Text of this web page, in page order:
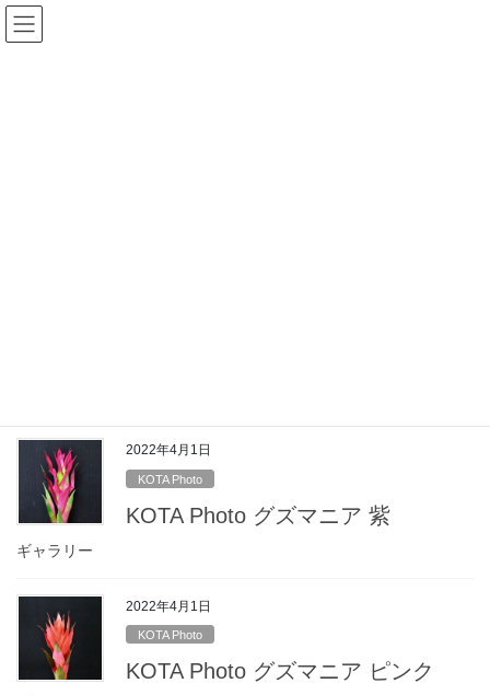
コ
ン
ナ
ビ
2022年4月1日
KOTA Photo
KOTA Photo グズマニア 紫
ギャラリー
2022年4月1日
KOTA Photo
KOTA Photo グズマニア ピンク